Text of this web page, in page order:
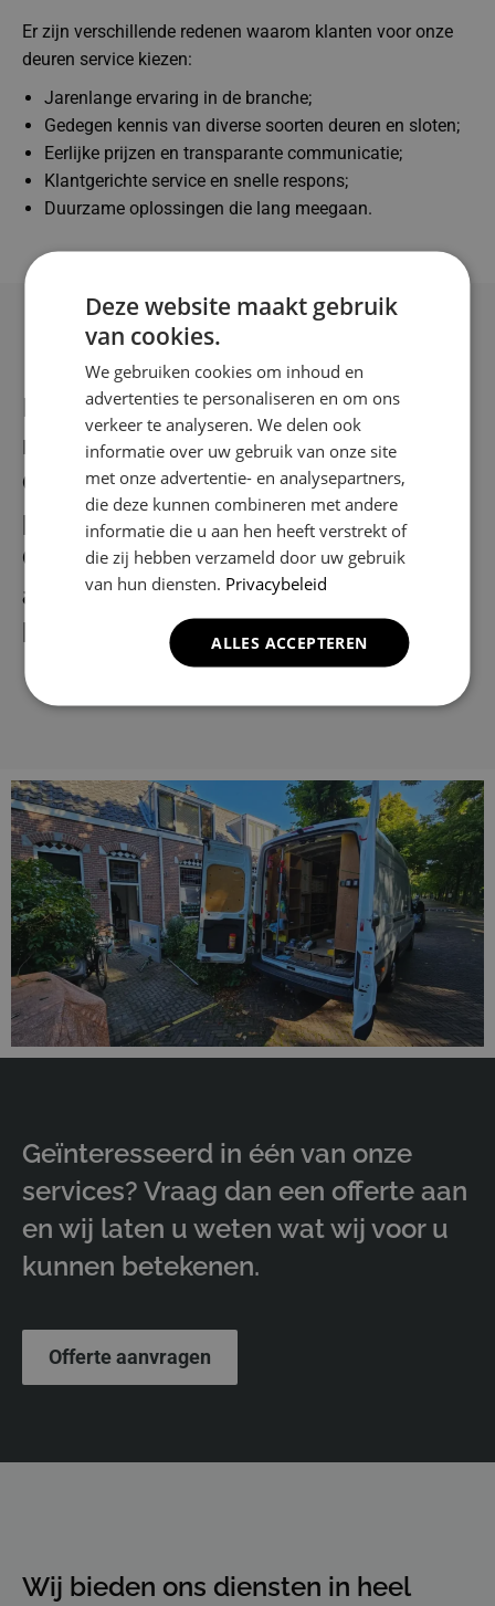
Er zijn verschillende redenen waarom klanten voor onze
deuren service kiezen:
Jarenlange ervaring in de branche;
Gedegen kennis van diverse soorten deuren en sloten;
Eerlijke prijzen en transparante communicatie;
Klantgerichte service en snelle respons;
Duurzame oplossingen die lang meegaan.
Deuren afhangen is vakwerk en kan
moelijk zijn, maar niet bij CG
Company. Wilt u deuren laten
plaatsen door Klusbedrijf CG
Company? Dan kan, wij monteren
alle sorten binnendeuren maar ook
buitendeuren.
Geïnteresseerd in één van onze
services? Vraag dan een offerte aan
en wij laten u weten wat wij voor u
kunnen betekenen.
Offerte aanvragen
Wij bieden ons diensten in heel
Deze website maakt gebruik
van cookies.
We gebruiken cookies om inhoud en
advertenties te personaliseren en om ons
verkeer te analyseren. We delen ook
informatie over uw gebruik van onze site
met onze advertentie- en analysepartners,
die deze kunnen combineren met andere
informatie die u aan hen heeft verstrekt of
die zij hebben verzameld door uw gebruik
van hun diensten. Privacybeleid
ALLES ACCEPTEREN